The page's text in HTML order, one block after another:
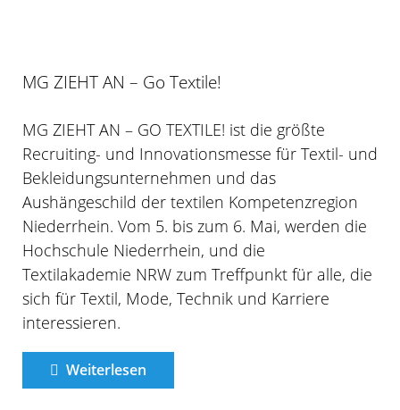
MG ZIEHT AN – Go Textile!
MG ZIEHT AN – GO TEXTILE! ist die größte
Recruiting- und Innovationsmesse für Textil- und
Bekleidungsunternehmen und das
Aushängeschild der textilen Kompetenzregion
Niederrhein. Vom 5. bis zum 6. Mai, werden die
Hochschule Niederrhein, und die
Textilakademie NRW zum Treffpunkt für alle, die
sich für Textil, Mode, Technik und Karriere
interessieren.
Weiterlesen